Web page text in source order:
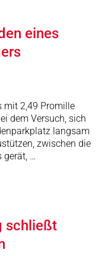
eines
mit 2,49 Promille
dem Versuch, sich
langsam
zwischen die
gerät, …
schließt